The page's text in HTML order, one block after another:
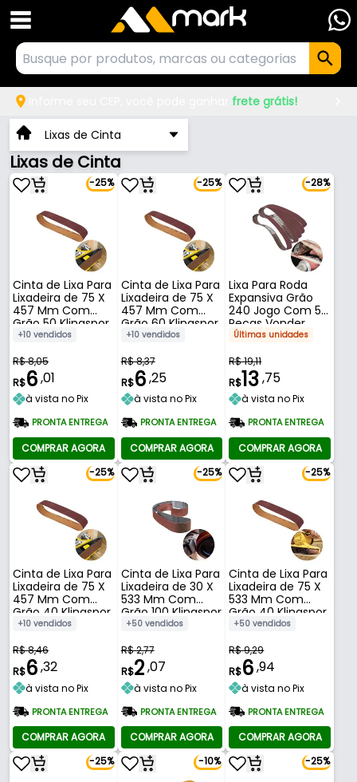
frete grátis!
Lixas de Cinta
Lixas de Cinta
-25%
Cinta de Lixa Para
Lixadeira de 75 X
457 Mm Com
Grão 50 Klingspor
+10 vendidos
R$ 8,05
R$6,01
à vista no Pix
PRONTA ENTREGA
COMPRAR AGORA
-25%
Cinta de Lixa Para
Lixadeira de 75 X
457 Mm Com
Grão 60 Klingspor
+10 vendidos
R$ 8,37
R$6,25
à vista no Pix
PRONTA ENTREGA
COMPRAR AGORA
-28%
Lixa Para Roda
Expansiva Grão
240 Jogo Com 5
Peças Vonder
Últimas unidades
R$ 19,11
R$13,75
à vista no Pix
PRONTA ENTREGA
COMPRAR AGORA
-25%
Cinta de Lixa Para
Lixadeira de 75 X
457 Mm Com
Grão 40 Klingspor
+10 vendidos
R$ 8,46
R$6,32
à vista no Pix
PRONTA ENTREGA
COMPRAR AGORA
-25%
Cinta de Lixa Para
Lixadeira de 30 X
533 Mm Com
Grão 100 Klingspor
+50 vendidos
R$ 2,77
R$2,07
à vista no Pix
PRONTA ENTREGA
COMPRAR AGORA
-25%
Cinta de Lixa Para
Lixadeira de 75 X
533 Mm Com
Grão 40 Klingspor
+50 vendidos
R$ 9,29
R$6,94
à vista no Pix
PRONTA ENTREGA
COMPRAR AGORA
-25%
-10% -25%